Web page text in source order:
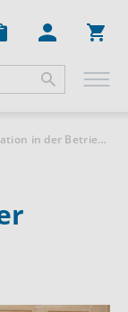
Kooperation statt Konfrontation in der Betriebsratsarbeit